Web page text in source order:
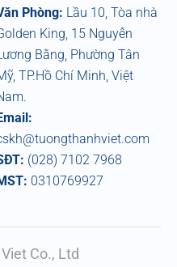
Phòng: Lầu 10, Tòa nhà
King, 15 Nguyễn
Bằng, Phường Tân
TP.Hồ Chí Minh, Việt
(028) 7102 7968
0310769927
Co., Ltd